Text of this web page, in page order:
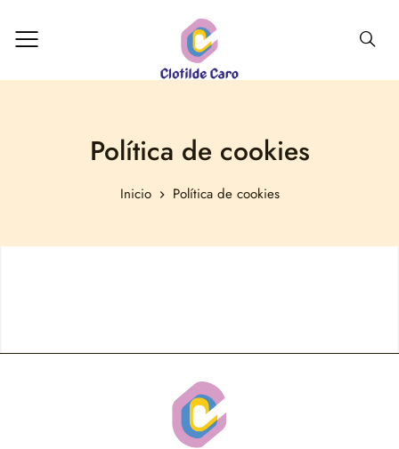
Política de cookies
Inicio Política de cookies